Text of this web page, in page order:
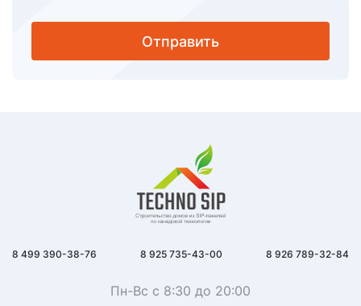
Отправить
8 499 390-38-76 8 925 735-43-00 8 926 789-32-84
Пн-Вс с 8:30 до 20:00